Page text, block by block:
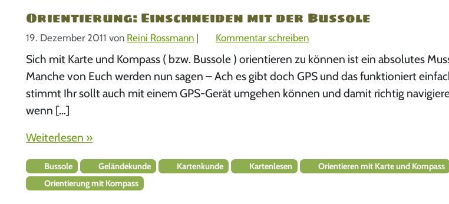
Orientierung: Einschneiden mit der Bussole
19. Dezember 2011 von Reini Rossmann | Kommentar schreiben
Sich mit Karte und Kompass ( bzw. Bussole ) orientieren zu können ist ein absolutes
Manche von Euch werden nun sagen – Ach es gibt doch GPS und das funktioniert
stimmt Ihr sollt auch mit einem GPS-Gerät umgehen können und damit richtig
wenn […]
Weiterlesen »
Bussole Geländekunde Kartenkunde Kartenlesen Orientieren mit Karte und Kompass
Orientierung mit Kompass